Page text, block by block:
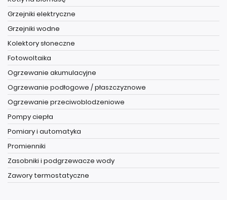
Grzejniki elektryczne
Grzejniki wodne
Kolektory słoneczne
Fotowoltaika
Ogrzewanie akumulacyjne
Ogrzewanie podłogowe / płaszczyznowe
Ogrzewanie przeciwoblodzeniowe
Pompy ciepła
Pomiary i automatyka
Promienniki
Zasobniki i podgrzewacze wody
Zawory termostatyczne